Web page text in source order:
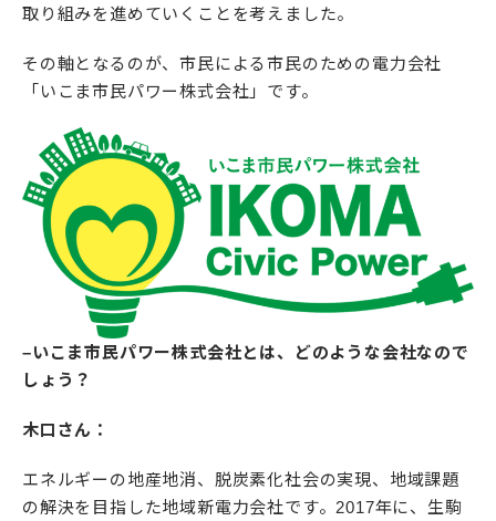
取り組みを進めていくことを考えました。
その軸となるのが、市民による市民のための電力会社
「いこま市民パワー株式会社」です。
–いこま市民パワー株式会社とは、どのような会社なので
しょう？
木口さん：
エネルギーの地産地消、脱炭素化社会の実現、地域課題
の解決を目指した地域新電力会社です。2017年に、生駒